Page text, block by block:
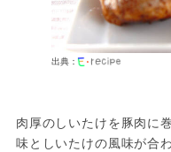
出典：
肉厚のしいたけを豚肉に
味としいたけの風味が合